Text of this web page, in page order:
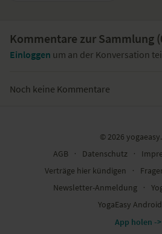
Kommentare zur Sammlung (
Einloggen um an der Konversation
Noch keine Kommentare
© 2026
AGB
∙ Datenschutz ∙
Verträge hier kündigen
∙
Newsletter-Anmeldung
∙
YogaEasy
App holen ->